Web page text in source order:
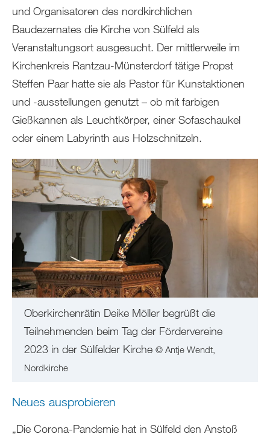
und Organisatoren des nordkirchlichen
Baudezernates die Kirche von Sülfeld als
Veranstaltungsort ausgesucht. Der mittlerweile im
Kirchenkreis Rantzau-Münsterdorf tätige Propst
Steffen Paar hatte sie als Pastor für Kunstaktionen
und -ausstellungen genutzt – ob mit farbigen
Gießkannen als Leuchtkörper, einer Sofaschaukel
oder einem Labyrinth aus Holzschnitzeln.
Oberkirchenrätin Deike Möller begrüßt die
Teilnehmenden beim Tag der Fördervereine
2023 in der Sülfelder Kirche © Antje Wendt,
Nordkirche
Neues ausprobieren
„Die Corona-Pandemie hat in Sülfeld den Anstoß